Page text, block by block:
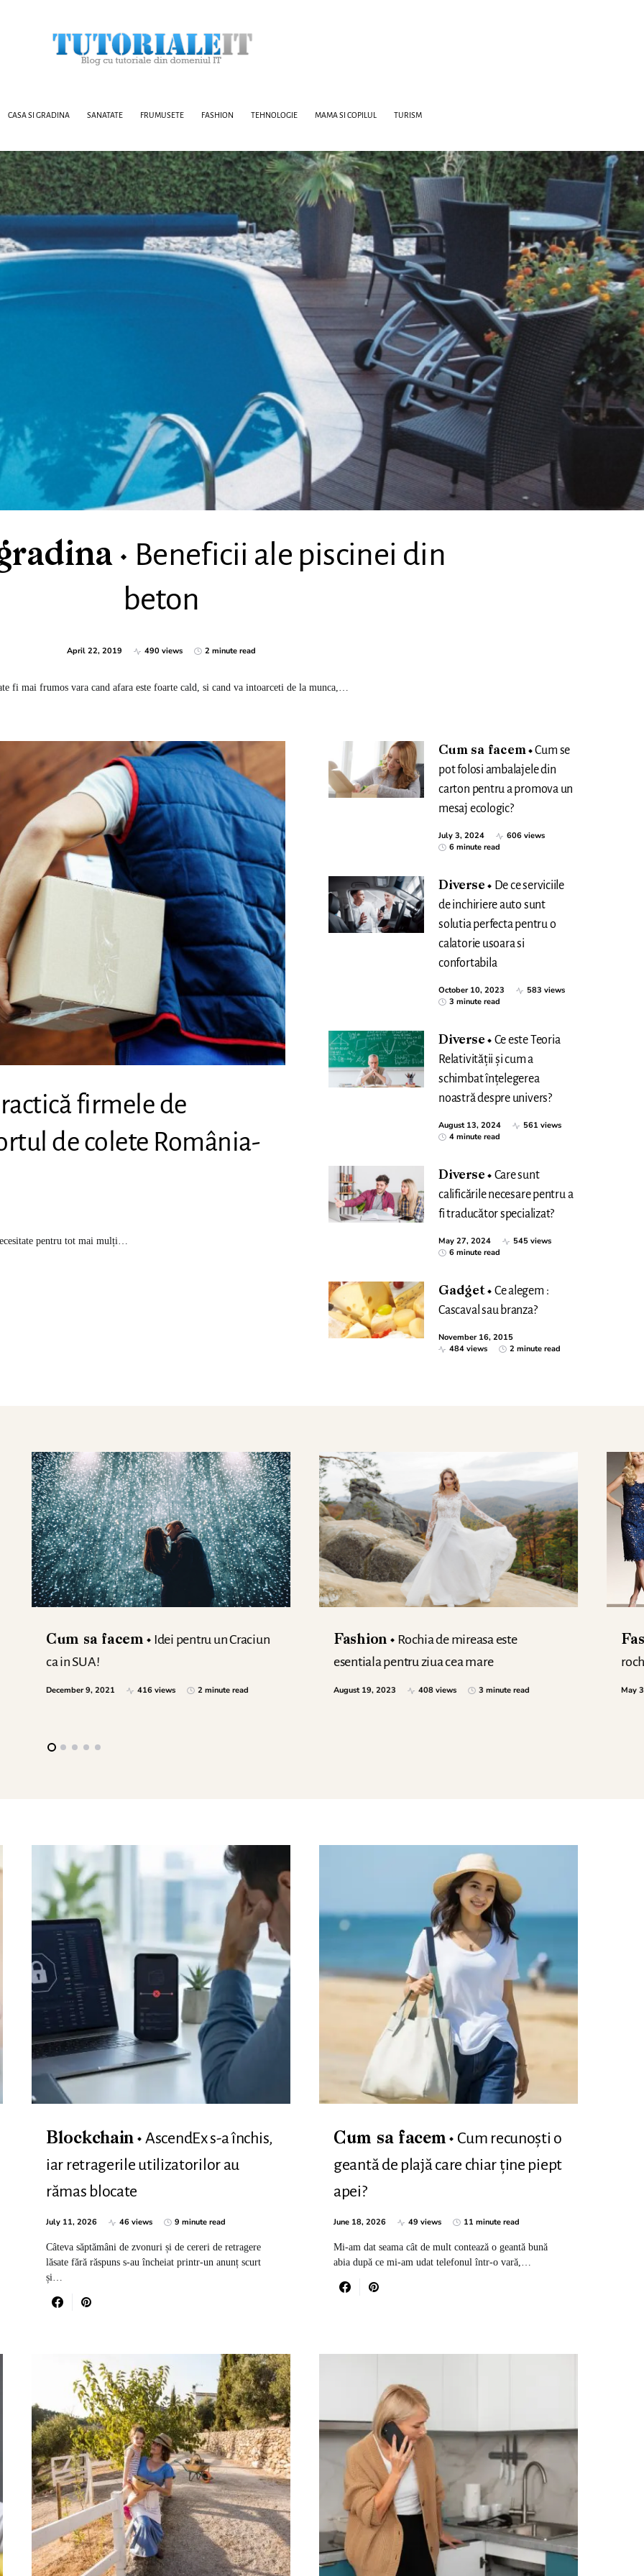
CASA SI GRADINA SANATATE FRUMUSETE FASHION TEHNOLOGIE MAMA SI COPILUL TURISM
Beneficii ale piscinei din
beton
April 22, 2019 490 views 2 minute read
fi mai frumos vara cand afara este foarte cald, si cand va intoarceti de la munca,…
firmele de
de colete România-
pentru tot mai mulți…
Cum sa facem
Cum se
pot folosi ambalajele din
carton pentru a promova un
mesaj ecologic?
July 3, 2024
606 views
6 minute read
Diverse
De ce serviciile
de inchiriere auto sunt
solutia perfecta pentru o
calatorie usoara si
confortabila
October 10, 2023
583 views
3 minute read
Diverse
Ce este Teoria
Relativității și cum a
schimbat înțelegerea
noastră despre univers?
August 13, 2024
561 views
4 minute read
Diverse
Care sunt
calificările necesare pentru a
fi traducător specializat?
May 27, 2024
545 views
6 minute read
Gadget
Ce alegem :
Cascaval sau branza?
November 16, 2015
484 views
2 minute read
Cum sa facem
Idei pentru un Craciun
ca in SUA!
December 9, 2021 416 views 2 minute read
Fashion
Rochia de mireasa este
esentiala pentru ziua cea mare
August 19, 2023 408 views 3 minute read May
Blockchain
AscendEx s-a închis,
iar retragerile utilizatorilor au
rămas blocate
July 11, 2026 46 views 9 minute read
Câteva săptămâni de zvonuri și de cereri de retragere
lăsate fără răspuns s-au încheiat printr-un anunț scurt
și…
Cum sa facem
Cum recunoști o
geantă de plajă care chiar ține piept
apei?
June 18, 2026 49 views 11 minute read
Mi-am dat seama cât de mult contează o geantă bună
abia după ce mi-am udat telefonul într-o vară,…